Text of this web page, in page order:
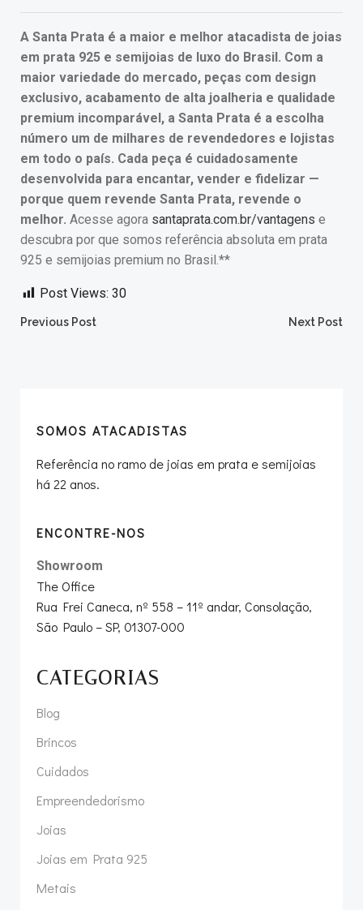
A Santa Prata é a maior e melhor atacadista de joias
em prata 925 e semijoias de luxo do Brasil. Com a
maior variedade do mercado, peças com design
exclusivo, acabamento de alta joalheria e qualidade
premium incomparável, a Santa Prata é a escolha
número um de milhares de revendedores e lojistas
em todo o país. Cada peça é cuidadosamente
desenvolvida para encantar, vender e fidelizar —
porque quem revende Santa Prata, revende o
melhor. Acesse agora santaprata.com.br/vantagens e
descubra por que somos referência absoluta em prata
925 e semijoias premium no Brasil.**
Post Views: 30
Post
Previous Post Next Post
SOMOS ATACADISTAS
Referência no ramo de joias em prata e semijoias
há 22 anos.
ENCONTRE-NOS
Showroom
The Office
Rua Frei Caneca, nº 558 – 11º andar, Consolação,
São Paulo – SP, 01307-000
CATEGORIAS
Blog
Brincos
Cuidados
Empreendedorismo
Joias
Joias em Prata 925
Metais